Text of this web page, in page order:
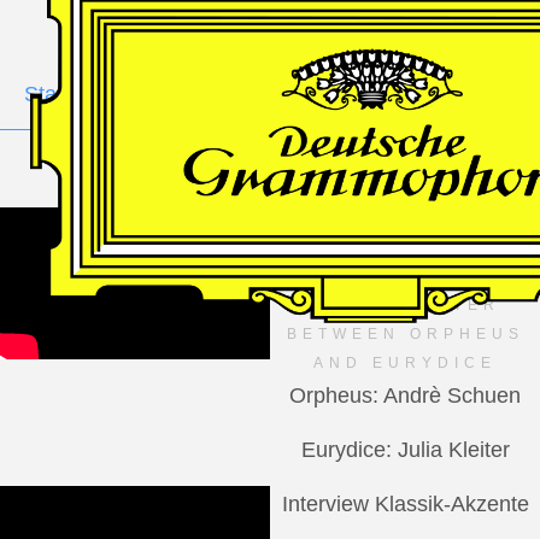
Stage Duo
VIDEO
MANFRED TROJAHN –
AN ENCOUNTER
BETWEEN ORPHEUS
AND EURYDICE
Orpheus: Andrè Schuen
Eurydice: Julia Kleiter
Interview Klassik-Akzente